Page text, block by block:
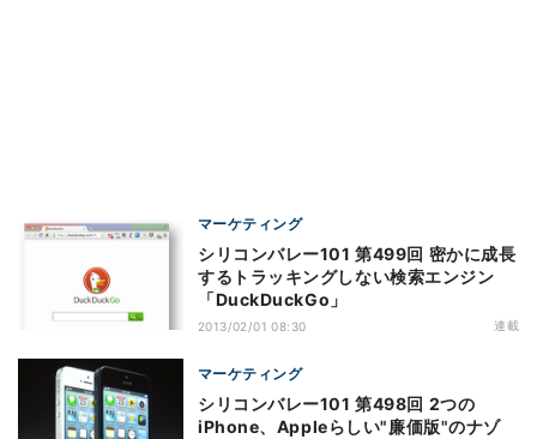
マーケティング
シリコンバレー101 第499回 密かに成長
するトラッキングしない検索エンジン
「DuckDuckGo」
2013/02/01 08:30 連載
マーケティング
シリコンバレー101 第498回 2つの
iPhone、Appleらしい"廉価版"のナゾ